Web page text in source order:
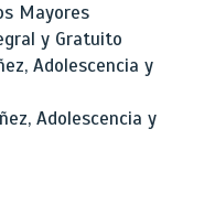
Mayores
y Gratuito
Adolescencia y
Adolescencia y